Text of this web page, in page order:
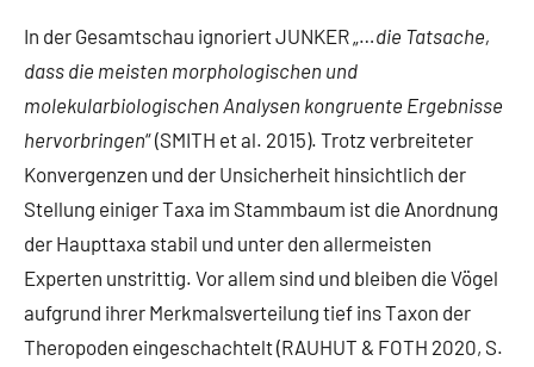
In der Gesamtschau ignoriert JUNKER „…die Tatsache,
dass die meisten morphologischen und
molekularbiologischen Analysen kongruente Ergebnisse
hervorbringen“ (SMITH et al. 2015). Trotz verbreiteter
Konvergenzen und der Unsicherheit hinsichtlich der
Stellung einiger Taxa im Stammbaum ist die Anordnung
der Haupttaxa stabil und unter den allermeisten
Experten unstrittig. Vor allem sind und bleiben die Vögel
aufgrund ihrer Merkmalsverteilung tief ins Taxon der
Theropoden eingeschachtelt (RAUHUT & FOTH 2020, S.